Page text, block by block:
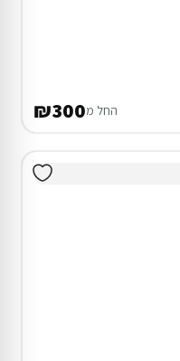
החל מ₪300